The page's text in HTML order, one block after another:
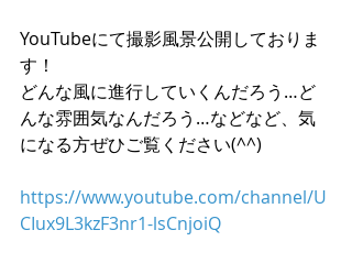
YouTubeにて撮影風景公開しておりま
す！
どんな風に進行していくんだろう…ど
んな雰囲気なんだろう…などなど、気
になる方ぜひご覧ください(^^)
https://www.youtube.com/channel/U
CIux9L3kzF3nr1-lsCnjoiQ